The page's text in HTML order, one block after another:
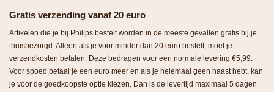
Gratis verzending vanaf 20 euro
Artikelen die je bij Philips bestelt worden in de meeste gevallen gratis bij je
thuisbezorgd. Alleen als je voor minder dan 20 euro bestelt, moet je
verzendkosten betalen. Deze bedragen voor een normale levering €5,99.
Voor spoed betaal je een euro meer en als je helemaal geen haast hebt, kan
je voor de goedkoopste optie kiezen. Dan is de levertijd maximaal 5 dagen